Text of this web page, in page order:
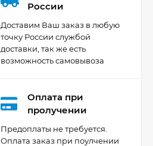
России
Доставим Ваш заказ в любую
точку России службой
доставки, так же есть
возможность самовывоза
Оплата при
пролучении
Предоплаты не требуется.
Оплата заказ при поулчении
Кухня Мишель -
длина 4,2 м
69 303₽